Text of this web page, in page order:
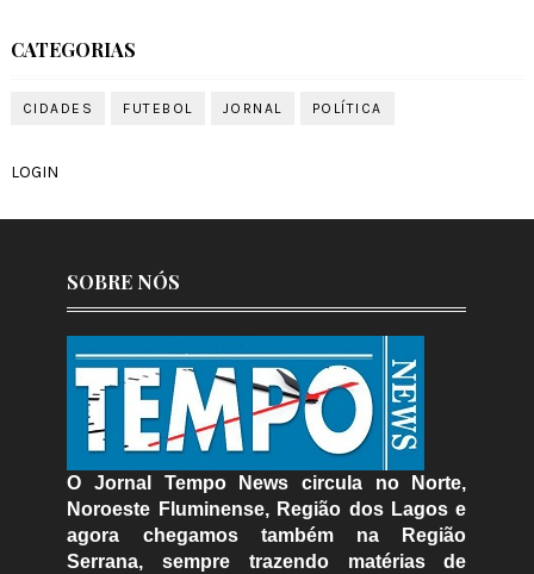
CATEGORIAS
CIDADES FUTEBOL JORNAL POLÍTICA
LOGIN
SOBRE NÓS
O Jornal Tempo News circula no Norte,
Noroeste Fluminense, Região dos Lagos e
agora chegamos também na Região
Serrana, sempre trazendo matérias de